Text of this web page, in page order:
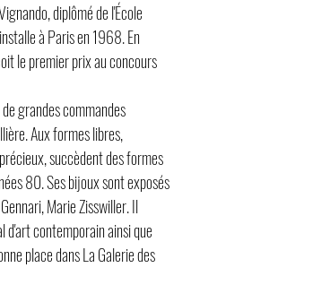
diplômé de l'École
à Paris en 1968. En
le premier prix au concours
grandes commandes
Aux formes libres,
succèdent des formes
80. Ses bijoux sont exposés
Marie Zisswiller. Il
d'art contemporain ainsi que
place dans La Galerie des